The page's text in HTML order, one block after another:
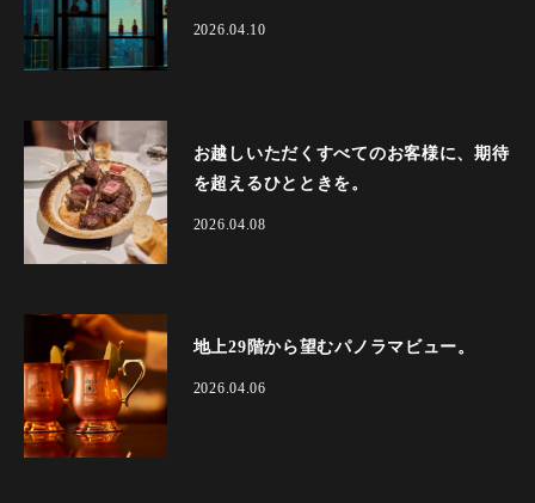
2026.04.10
お越しいただくすべてのお客様に、期待
を超えるひとときを。
2026.04.08
地上29階から望むパノラマビュー。
2026.04.06